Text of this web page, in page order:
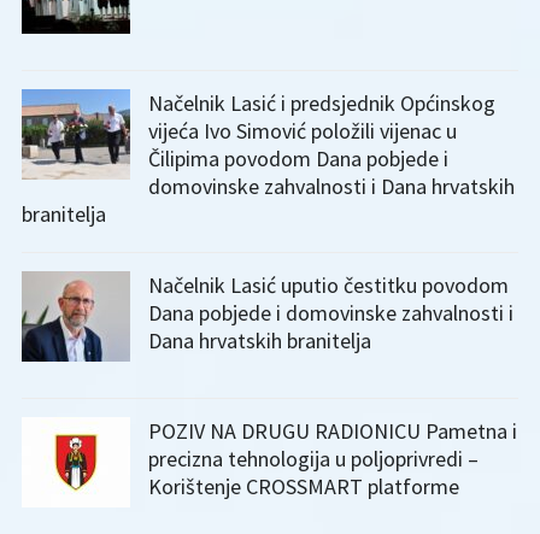
Načelnik Lasić i predsjednik Općinskog
vijeća Ivo Simović položili vijenac u
Čilipima povodom Dana pobjede i
domovinske zahvalnosti i Dana hrvatskih
branitelja
Načelnik Lasić uputio čestitku povodom
Dana pobjede i domovinske zahvalnosti i
Dana hrvatskih branitelja
POZIV NA DRUGU RADIONICU Pametna i
precizna tehnologija u poljoprivredi –
Korištenje CROSSMART platforme